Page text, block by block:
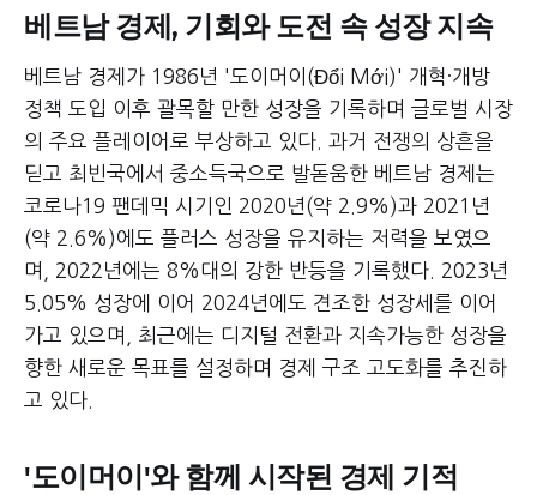
베트남 경제, 기회와 도전 속 성장 지속
베트남 경제가 1986년 '도이머이(Đổi Mới)' 개혁·개방
정책 도입 이후 괄목할 만한 성장을 기록하며 글로벌 시장
의 주요 플레이어로 부상하고 있다. 과거 전쟁의 상흔을
딛고 최빈국에서 중소득국으로 발돋움한 베트남 경제는
코로나19 팬데믹 시기인 2020년(약 2.9%)과 2021년
(약 2.6%)에도 플러스 성장을 유지하는 저력을 보였으
며, 2022년에는 8%대의 강한 반등을 기록했다. 2023년
5.05% 성장에 이어 2024년에도 견조한 성장세를 이어
가고 있으며, 최근에는 디지털 전환과 지속가능한 성장을
향한 새로운 목표를 설정하며 경제 구조 고도화를 추진하
고 있다.
'도이머이'와 함께 시작된 경제 기적